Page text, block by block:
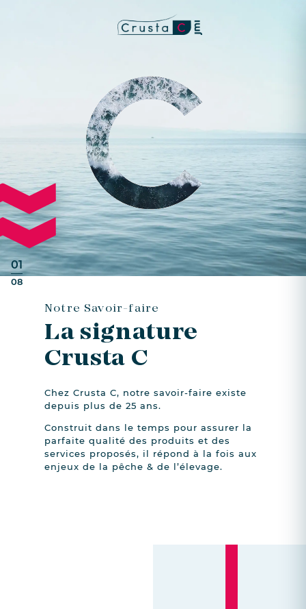
Notre Savoir-faire
La signature
Crusta C
Chez Crusta C, notre savoir-faire existe
depuis plus de 25 ans.
Construit dans le temps pour assurer la
parfaite qualité des produits et des
services proposés, il répond à la fois aux
enjeux de la pêche & de l’élevage.
01
08